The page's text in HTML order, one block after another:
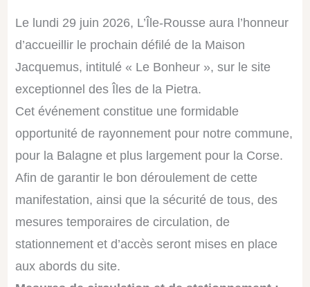
Le lundi 29 juin 2026, L’Île-Rousse aura l’honneur
d’accueillir le prochain défilé de la Maison
Jacquemus, intitulé « Le Bonheur », sur le site
exceptionnel des Îles de la Pietra.
Cet événement constitue une formidable
opportunité de rayonnement pour notre commune,
pour la Balagne et plus largement pour la Corse.
Afin de garantir le bon déroulement de cette
manifestation, ainsi que la sécurité de tous, des
mesures temporaires de circulation, de
stationnement et d’accès seront mises en place
aux abords du site.